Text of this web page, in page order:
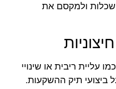
ולמקסם את
עליית ריבית או שינויי
ביצועי תיק ההשקעות.